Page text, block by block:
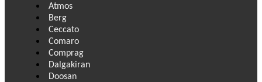
Atmos
Berg
Ceccato
Comaro
Comprag
Dalgakiran
Doosan